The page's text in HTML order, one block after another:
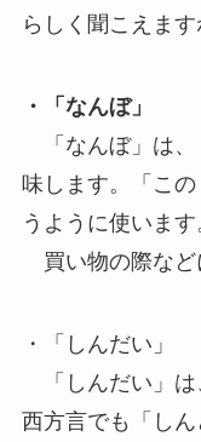
らしく聞こえます
・「なんぼ」
「なんぼ」は、
味します。「こ
うように使います
買い物の際など
・「しんだい」
「しんだい」は
西方言でも「しん